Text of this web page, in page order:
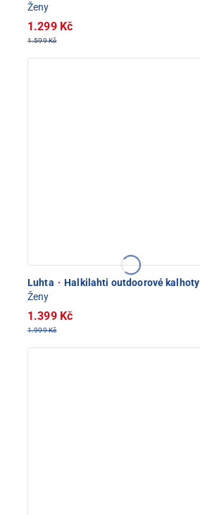
Ženy
1.299 Kč
1.599 Kč
Luhta · Halkilahti outdoorové kalhoty
Ženy
1.399 Kč
1.999 Kč